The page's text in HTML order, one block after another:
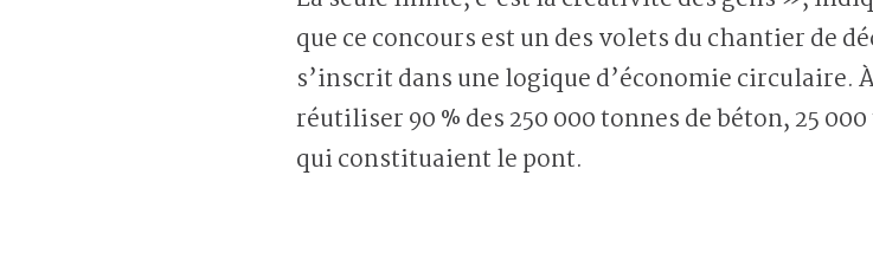
que ce concours est un des volets du chantier de
s’inscrit dans une logique d’économie circulaire.
réutiliser 90 % des 250 000 tonnes de béton, 25
qui constituaient le pont.